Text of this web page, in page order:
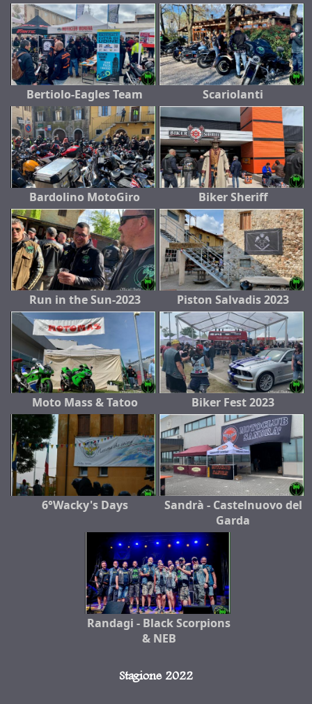
Bertiolo-Eagles Team Scariolanti
Bardolino MotoGiro Biker Sheriff
Run in the Sun-2023 Piston Salvadis 2023
Moto Mass & Tatoo Biker Fest 2023
6°Wacky's Days
Sandrà - Castelnuovo del
Garda
Randagi - Black Scorpions
& NEB
Stagione 2022